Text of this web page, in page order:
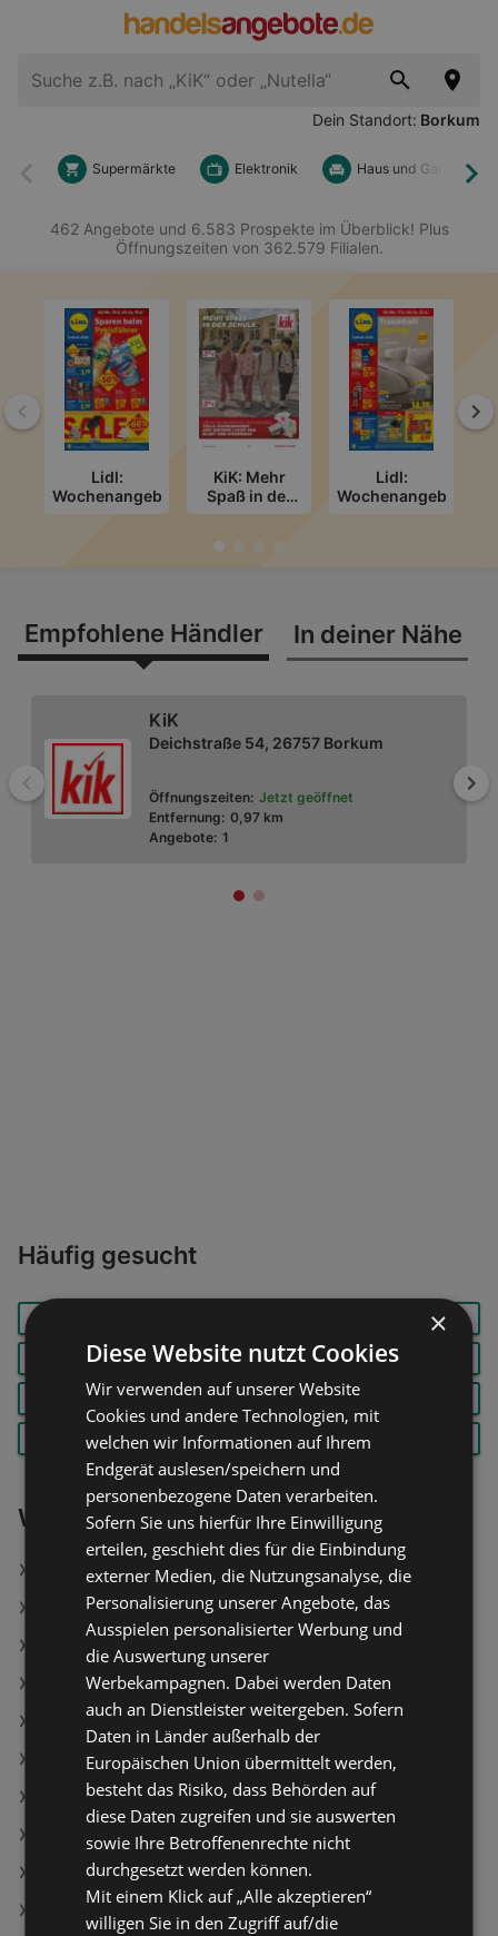
Dein Standort: Borkum
Zurück
Supermärkte Elektronik Haus und Garten
462 Angebote und 6.583 Prospekte im Überblick! Plus
Öffnungszeiten von 362.579 Filialen.
Zurück
Lidl:
Wochenangebote
KiK: Mehr
Spaß in der
Schule
Lidl:
Wochenangebote
Empfohlene Händler In deiner Nähe
Zurück
KiK
Deichstraße 54, 26757 Borkum
Öffnungszeiten: Jetzt geöffnet
Entfernung: 0,97 km
Angebote: 1
Häufig gesucht
HANDMIXER
KASSLER PEPSI RAMA
RINDERFILET ROASTBEEF
SHEBA STEAK
Weiterführende Links
Schwebetürenschrank Minden
Boxbett Catania
Bettanlage Nizza
Ecksofa mit Bettfunktion und Bettkasten
Kleiderschrank Joe
ChiQ Waschmaschine PW75862B
CHiQ Waschmaschine PO8M3XWGABG
TELEFUNKEN Waschmaschine TF-WM-4201T0B
WKM Bodenstaubsauger PSC-1800W.26
Fritteuse
×
Diese Website nutzt Cookies
Wir verwenden auf unserer Website
Cookies und andere Technologien, mit
welchen wir Informationen auf Ihrem
Endgerät auslesen/speichern und
personenbezogene Daten verarbeiten.
Sofern Sie uns hierfür Ihre Einwilligung
erteilen, geschieht dies für die Einbindung
externer Medien, die Nutzungsanalyse, die
Personalisierung unserer Angebote, das
Ausspielen personalisierter Werbung und
die Auswertung unserer
Werbekampagnen. Dabei werden Daten
auch an Dienstleister weitergeben. Sofern
Daten in Länder außerhalb der
Europäischen Union übermittelt werden,
besteht das Risiko, dass Behörden auf
diese Daten zugreifen und sie auswerten
sowie Ihre Betroffenenrechte nicht
durchgesetzt werden können.
Mit einem Klick auf „Alle akzeptieren“
willigen Sie in den Zugriff auf/die